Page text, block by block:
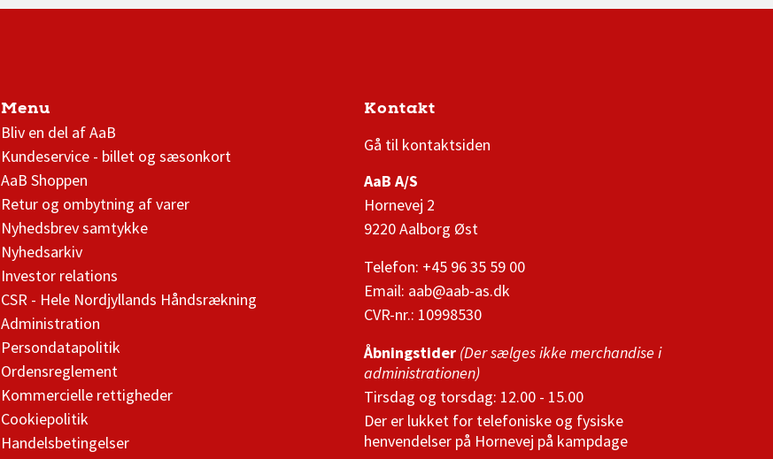
Menu
Bliv en del af AaB
Kundeservice - billet og sæsonkort
AaB Shoppen
Retur og ombytning af varer
Nyhedsbrev samtykke
Nyhedsarkiv
Investor relations
CSR - Hele Nordjyllands Håndsrækning
Administration
Persondatapolitik
Ordensreglement
Kommercielle rettigheder
Cookiepolitik
Handelsbetingelser
Kontakt
Gå til kontaktsiden
AaB A/S
Hornevej 2
9220 Aalborg Øst
Telefon: +45 96 35 59 00
Email: aab@aab-as.dk
CVR-nr.: 10998530
Åbningstider (Der sælges ikke merchandise i
administrationen)
Tirsdag og torsdag: 12.00 - 15.00
Der er lukket for telefoniske og fysiske
henvendelser på Hornevej på kampdage